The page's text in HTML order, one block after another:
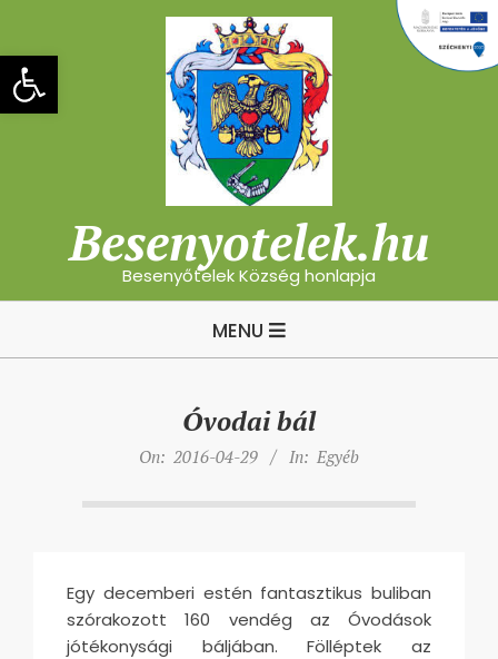
Eszköztár megnyitása
content
Besenyotelek.hu
Besenyőtelek Község honlapja
MENU
Óvodai bál
On: 2016-04-29 In: Egyéb
Egy decemberi estén fantasztikus buliban
szórakozott 160 vendég az Óvodások
jótékonysági báljában. Fölléptek az